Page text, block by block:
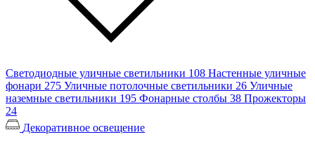
Светодиодные уличные светильники 108 Настенные уличные
фонари 275 Уличные потолочные светильники 26 Уличные
наземные светильники 195 Фонарные столбы 38 Прожекторы
24
Декоративное освещение